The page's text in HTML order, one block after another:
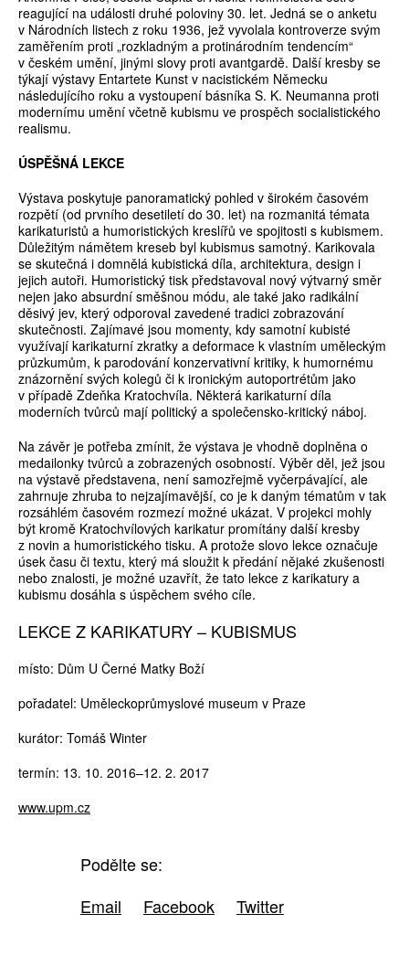
reagující na události druhé poloviny 30. let. Jedná se o anketu
v Národních listech z roku 1936, jež vyvolala kontroverze svým
zaměřením proti „rozkladným a protinárodním tendencím“
v českém umění, jinými slovy proti avantgardě. Další kresby se
týkají výstavy Entartete Kunst v nacistickém Německu
následujícího roku a vystoupení básníka S. K. Neumanna proti
modernímu umění včetně kubismu ve prospěch socialistického
realismu.
ÚSPĚŠNÁ LEKCE
Výstava poskytuje panoramatický pohled v širokém časovém
rozpětí (od prvního desetiletí do 30. let) na rozmanitá témata
karikaturistů a humoristických kreslířů ve spojitosti s kubismem.
Důležitým námětem kreseb byl kubismus samotný. Karikovala
se skutečná i domnělá kubistická díla, architektura, design i
jejich autoři. Humoristický tisk představoval nový výtvarný směr
nejen jako absurdní směšnou módu, ale také jako radikální
děsivý jev, který odporoval zavedené tradici zobrazování
skutečnosti. Zajímavé jsou momenty, kdy samotní kubisté
využívají karikaturní zkratky a deformace k vlastním uměleckým
průzkumům, k parodování konzervativní kritiky, k humornému
znázornění svých kolegů či k ironickým autoportrétům jako
v případě Zdeňka Kratochvíla. Některá karikaturní díla
moderních tvůrců mají politický a společensko-kritický náboj.
Na závěr je potřeba zmínit, že výstava je vhodně doplněna o
medailonky tvůrců a zobrazených osobností. Výběr děl, jež jsou
na výstavě představena, není samozřejmě vyčerpávající, ale
zahrnuje zhruba to nejzajímavější, co je k daným tématům v tak
rozsáhlém časovém rozmezí možné ukázat. V projekci mohly
být kromě Kratochvílových karikatur promítány další kresby
z novin a humoristického tisku. A protože slovo lekce označuje
úsek času či textu, který má sloužit k předání nějaké zkušenosti
nebo znalosti, je možné uzavřít, že tato lekce z karikatury a
kubismu dosáhla s úspěchem svého cíle.
LEKCE Z KARIKATURY – KUBISMUS
místo: Dům U Černé Matky Boží
pořadatel: Uměleckoprůmyslové museum v Praze
kurátor: Tomáš Winter
termín: 13. 10. 2016–12. 2. 2017
www.upm.cz
Podělte se:
Email
Facebook Twitter